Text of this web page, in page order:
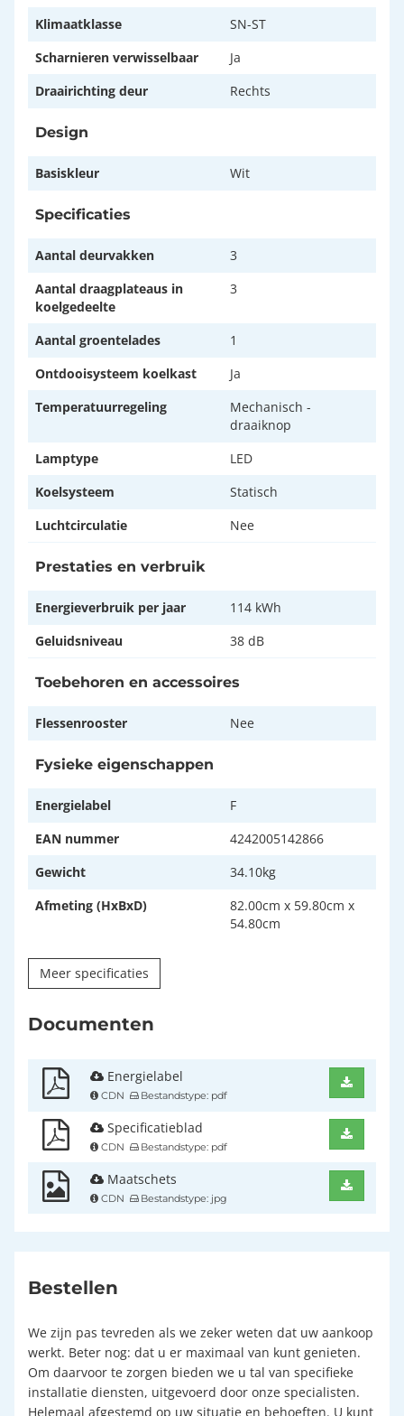
Klimaatklasse
SN-ST
Scharnieren verwisselbaar
Ja
Draairichting deur
Rechts
Design
Basiskleur Wit
Specificaties
Aantal deurvakken
3
Aantal draagplateaus in
koelgedeelte
3
Aantal groentelades
1
Ontdooisysteem koelkast
Ja
Temperatuurregeling
Mechanisch -
draaiknop
Lamptype
LED
Koelsysteem
Statisch
Luchtcirculatie
Nee
Prestaties en verbruik
Energieverbruik per jaar
114 kWh
Geluidsniveau
38 dB
Toebehoren en accessoires
Flessenrooster Nee
Fysieke eigenschappen
Energielabel
F
EAN nummer
4242005142866
Gewicht
34.10kg
Afmeting (HxBxD)
82.00cm x 59.80cm x
54.80cm
Meer specificaties
Documenten
Energielabel
CDN Bestandstype: pdf
Specificatieblad
CDN Bestandstype: pdf
Maatschets
CDN Bestandstype: jpg
Bestellen
We zijn pas tevreden als we zeker weten dat uw aankoop
werkt. Beter nog: dat u er maximaal van kunt genieten.
Om daarvoor te zorgen bieden we u tal van specifieke
installatie diensten, uitgevoerd door onze specialisten.
Helemaal afgestemd op uw situatie en behoeften. U kunt